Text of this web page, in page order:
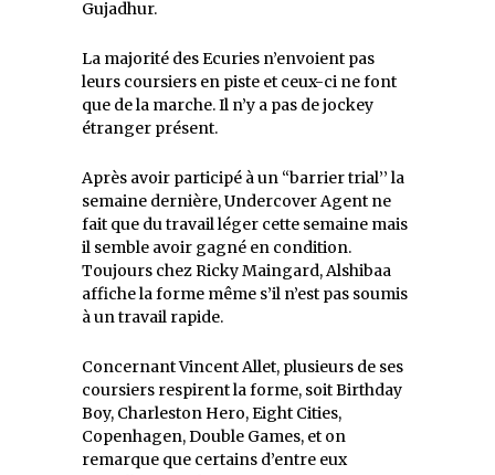
Gujadhur.
La majorité des Ecuries n’envoient pas
leurs coursiers en piste et ceux-ci ne font
que de la marche. Il n’y a pas de jockey
étranger présent.
Après avoir participé à un ‘‘barrier trial’’ la
semaine dernière, Undercover Agent ne
fait que du travail léger cette semaine mais
il semble avoir gagné en condition.
Toujours chez Ricky Maingard, Alshibaa
affiche la forme même s’il n’est pas soumis
à un travail rapide.
Concernant Vincent Allet, plusieurs de ses
coursiers respirent la forme, soit Birthday
Boy, Charleston Hero, Eight Cities,
Copenhagen, Double Games, et on
remarque que certains d’entre eux